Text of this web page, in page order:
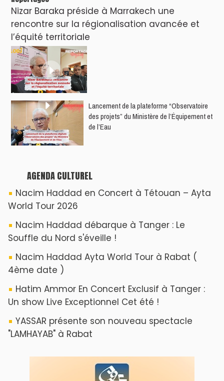
Nizar Baraka préside à Marrakech une
rencontre sur la régionalisation avancée et
l’équité territoriale
​Lancement de la plateforme “Observatoire
des projets” du Ministère de l’Équipement et
de l’Eau
AGENDA CULTUREL
Nacim Haddad en Concert à Tétouan – Ayta
World Tour 2026
Nacim Haddad débarque à Tanger : Le
Souffle du Nord s'éveille !
Nacim Haddad Ayta World Tour à Rabat (
4ème date )
Hatim Ammor En Concert Exclusif à Tanger :
Un show Live Exceptionnel Cet été !
YASSAR présente son nouveau spectacle
"LAMHAYAB" à Rabat